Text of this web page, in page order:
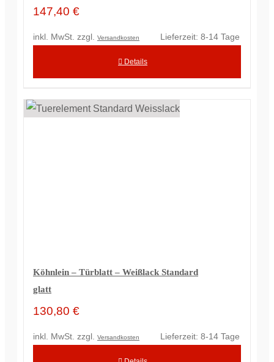
147,40 €
inkl. MwSt. zzgl. Versandkosten Lieferzeit: 8-14 Tage
Details
Köhnlein – Türblatt – Weißlack Standard
glatt
130,80 €
inkl. MwSt. zzgl. Versandkosten Lieferzeit: 8-14 Tage